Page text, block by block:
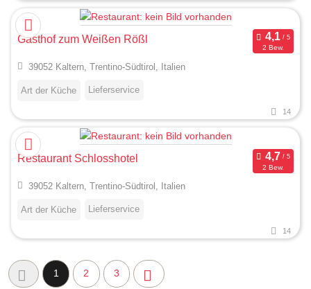
Gasthof zum Weißen Rößl
2 Bew.
39052 Kaltern, Trentino-Südtirol, Italien
Art der Küche Lieferservice
14
Restaurant Schlosshotel
2 Bew.
39052 Kaltern, Trentino-Südtirol, Italien
Art der Küche Lieferservice
14
1 2 3